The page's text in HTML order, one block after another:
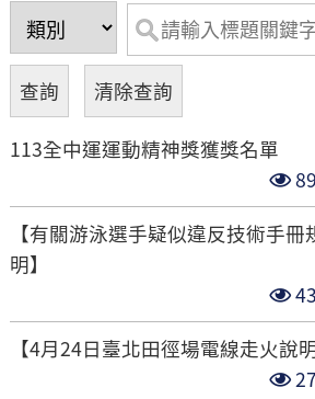
113全中運運動精神獎獲獎名單
點
閱
次
【有關游泳選手疑似違反技術手
明】
點
閱
次
數
【4月24日臺北田徑場電線走火說明
點